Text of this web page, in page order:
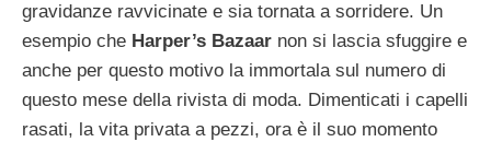
gravidanze ravvicinate e sia tornata a sorridere. Un
esempio che Harper’s Bazaar non si lascia sfuggire e
anche per questo motivo la immortala sul numero di
questo mese della rivista di moda. Dimenticati i capelli
rasati, la vita privata a pezzi, ora è il suo momento